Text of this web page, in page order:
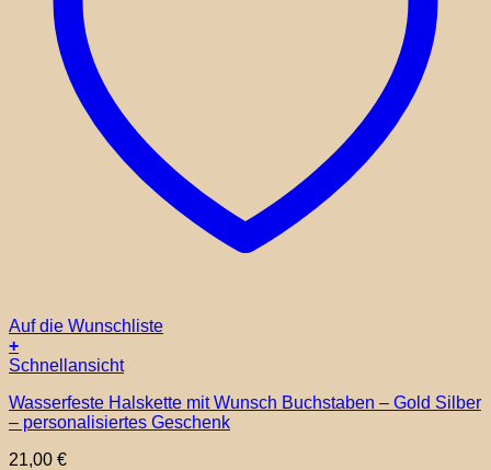
Auf die Wunschliste
+
Dieses
weist
mehrere
auf.
Schnellansicht
Wasserfeste Halskette mit Wunsch Buchstaben – Gold Silber
– personalisiertes Geschenk
21,00 €